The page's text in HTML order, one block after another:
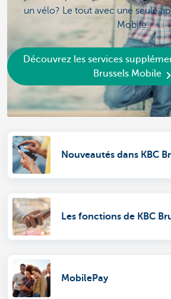
un vélo? Le tout avec une seule
Mobile.
Découvrez les services
Brussels Mobile
Nouveautés dans KBC
Les fonctions de KBC
MobilePay